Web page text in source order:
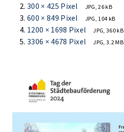
300 × 425 Pixel JPG, 26 kB
600 × 849 Pixel JPG, 104 kB
1200 × 1698 Pixel JPG, 360 kB
3306 × 4678 Pixel JPG, 3.2 MB